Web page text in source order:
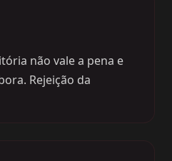
não vale a pena e
Rejeição da